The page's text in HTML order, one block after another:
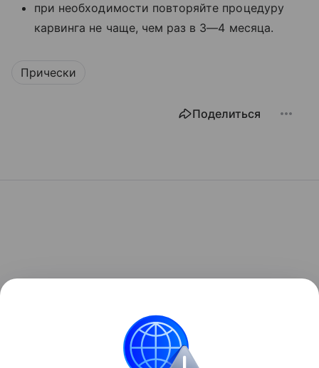
при необходимости повторяйте процедуру
карвинга не чаще, чем раз в 3—4 месяца.
Прически
Поделиться